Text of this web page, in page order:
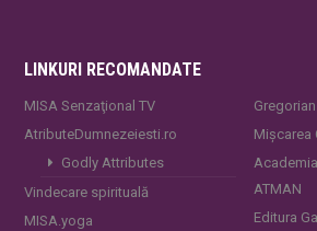
LINKURI RECOMANDATE
MISA Senzaţional TV
AtributeDumnezeiesti.ro
Godly Attributes
Vindecare spirituală
MISA.yoga
Mișcarea
ATMAN
Editura